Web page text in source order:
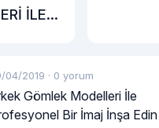
İLE
04/2019 · 0 yorum
Gömlek Modelleri İle
Bir İmaj İnşa Edin